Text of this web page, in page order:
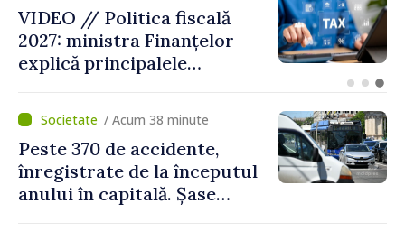
VIDEO // Moldelectrica:
consumatorii finali nu au
fost afectați în urma
Dnestrovsk. Lucrările de
reparație vor fi efectuate în
regim prioritar
/ Acum 38 minute
Peste 370 de accidente,
înregistrate de la începutul
anului în capitală. Șase